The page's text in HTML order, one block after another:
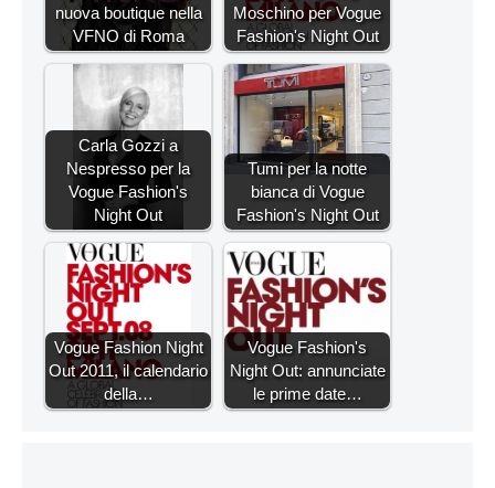
nuova boutique nella
VFNO di Roma
Moschino per Vogue
Fashion's Night Out
Carla Gozzi a
Nespresso per la
Vogue Fashion's
Night Out
Tumi per la notte
bianca di Vogue
Fashion's Night Out
Vogue Fashion Night
Out 2011, il calendario
della…
Vogue Fashion's
Night Out: annunciate
le prime date…